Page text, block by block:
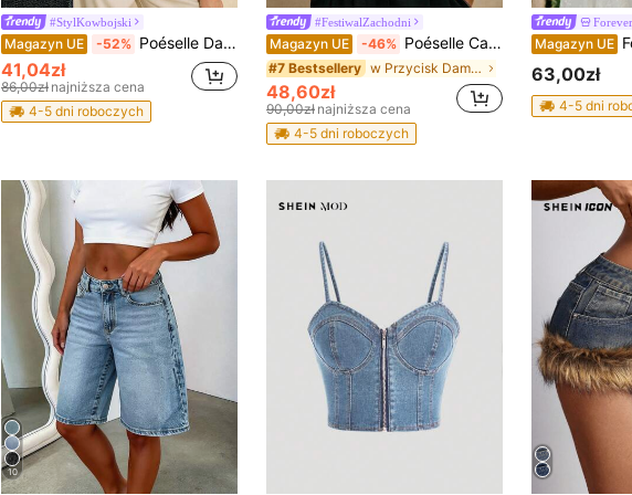
#StylKowbojski
Magazyn UE -52% Poéselle Damski top z krótkim rękawem i metalicznym zdobieniem, z denimu, w modnym stylu
41,04zł
86,00zł najniższa cena
4-5 dni roboczych
#FestiwalZachodni
Magazyn UE -46% Poéselle Casualowe kurtki jeansowe z krótkim rękawem i guzikami z przodu
#7 Bestsellery w Przycisk Damskie bluzki dżinsowe
48,60zł
90,00zł najniższa cena
4-5 dni roboczych
Magazyn UE
63,00zł
4-5 dni
10